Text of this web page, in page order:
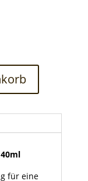
für eine